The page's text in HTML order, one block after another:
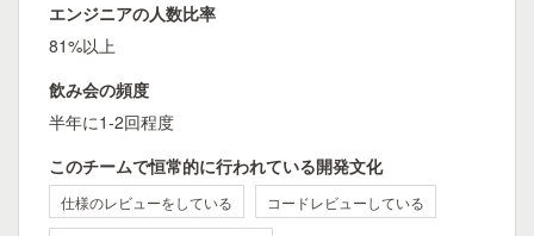
エンジニアの人数比率
81%以上
飲み会の頻度
半年に1-2回程度
このチームで恒常的に行われている開発文化
仕様のレビューをしている コードレビューしている